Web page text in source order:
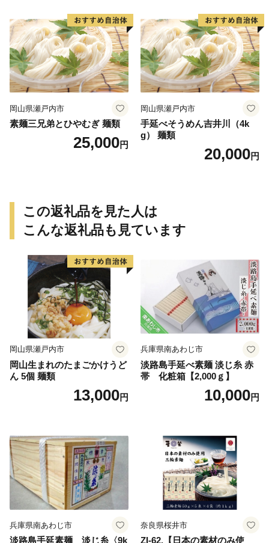
岡山県瀬戸内市
素麺三兄弟とひやむぎ 麺類
25,000円
岡山県瀬戸内市
手延べそうめん吉井川（4k
g） 麺類
20,000円
この返礼品を見た人は
こんな返礼品も見ています
岡山県瀬戸内市
岡山生まれのたまごかけうど
ん 5個 麺類
13,000円
兵庫県南あわじ市
淡路島手延べ素麺 淡じ糸 赤
帯 化粧箱【2,000ｇ】
10,000円
兵庫県南あわじ市
淡路島手延素麺 淡じ糸〈9k
奈良県桜井市
ZI-62.【日本の素材のみ使